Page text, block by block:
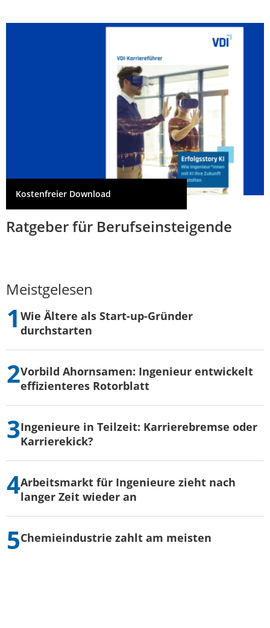
Kostenfreier Download
Ratgeber für Berufseinsteigende
Meistgelesen
Wie Ältere als Start-up-Gründer
durchstarten
Vorbild Ahornsamen: Ingenieur entwickelt
effizienteres Rotorblatt
Ingenieure in Teilzeit: Karrierebremse oder
Karrierekick?
Arbeitsmarkt für Ingenieure zieht nach
langer Zeit wieder an
Chemieindustrie zahlt am meisten